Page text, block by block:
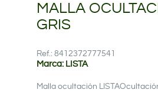
MALLA
GRIS
Ref.: 8412372777541
Marca: LISTA
Malla ocultación